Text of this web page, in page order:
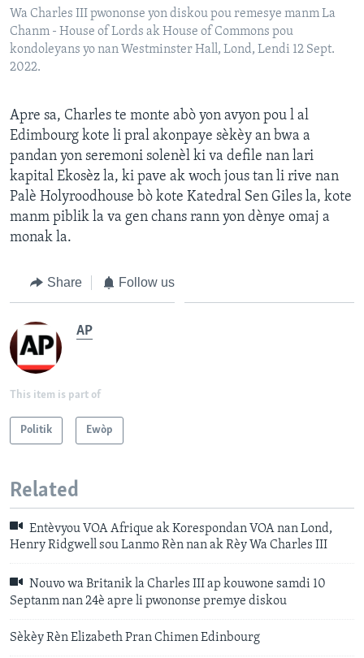
Wa Charles III pwononse yon diskou pou remesye manm La
Chanm - House of Lords ak House of Commons pou
kondoleyans yo nan Westminster Hall, Lond, Lendi 12 Sept.
2022.
Apre sa, Charles te monte abò yon avyon pou l al
Edimbourg kote li pral akonpaye sèkèy an bwa a
pandan yon seremoni solenèl ki va defile nan lari
kapital Ekosèz la, ki pave ak woch jous tan li rive nan
Palè Holyroodhouse bò kote Katedral Sen Giles la, kote
manm piblik la va gen chans rann yon dènye omaj a
monak la.
Share Follow us
AP
This item is part of
Politik Ewòp
Related
Entèvyou VOA Afrique ak Korespondan VOA nan Lond,
Henry Ridgwell sou Lanmo Rèn nan ak Rèy Wa Charles III
Nouvo wa Britanik la Charles III ap kouwone samdi 10
Septanm nan 24è apre li pwononse premye diskou
Sèkèy Rèn Elizabeth Pran Chimen Edinbourg